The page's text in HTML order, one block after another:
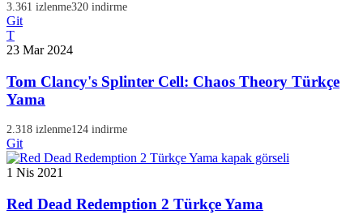
3.361 izlenme320 indirme
Git
T
23 Mar 2024
Tom Clancy's Splinter Cell: Chaos Theory Türkçe
Yama
2.318 izlenme124 indirme
Git
1 Nis 2021
Red Dead Redemption 2 Türkçe Yama